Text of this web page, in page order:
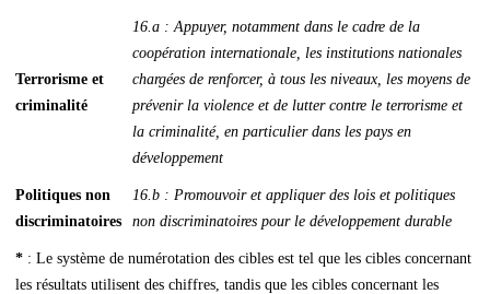
Terrorisme et
criminalité
16.a : Appuyer, notamment dans le cadre de la
coopération internationale, les institutions nationales
chargées de renforcer, à tous les niveaux, les moyens de
prévenir la violence et de lutter contre le terrorisme et
la criminalité, en particulier dans les pays en
développement
Politiques non
discriminatoires
16.b : Promouvoir et appliquer des lois et politiques
non discriminatoires pour le développement durable
* : Le système de numérotation des cibles est tel que les cibles concernant
les résultats utilisent des chiffres, tandis que les cibles concernant les